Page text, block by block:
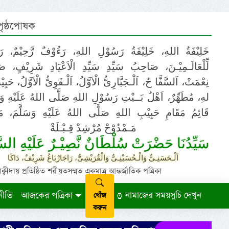
خَلِيْفَةُ اللهِ، خَلِيْفَةُ رَسُوْلِ اللهِ، رَءُوْفٌ رَّحِيْمٌ،
لِّلْعَالَـمِيْـنَ، صَاحِبُ سَيِّدِ سَيِّدِ الْاَعْيَادِ شَرِيْفٍ،
نِعْمَتْ، اَلسَّفَّا حُ، اَلْـجَبَّارِىُّ الْاَوَّلُ، اَلْـقَوِىُّ الْاَوَّلُ،
لهِ، مُطَهِّرٌ، اَهْلُ بَــيْتِ رَسُوْلِ اللهِ صَلَّى اللهُ عَلَيْهِ
قَائِمُ مَقَامِ حَبِيْبِ اللهِ صَلَّى اللهُ عَلَيْهِ وَسَلَّمَ،
مَـمْدُوْحْ مُرْشِدْ قِـبْـلَةْ
سَيِّدُنَا حَضْرَتْ سُلْطَانٌ نَّصِيْـرٌ عَلَيْهِ
اَلْـحَسَنِـىُّ وَالْـحُسَيْنِـىُّ وَالْقُرَيْشِىُّ، رَاجَارْبَاغُ شَرِيْفٌ، دَاكَا
প্রতিষ্ঠিত শরীয়তসম্মত একমাত্র আন্তর্জাতিক পত্রিকা
আজকের পত্রিকা
খোঁজ
করুন
নামাজের সময়সুচি দেখুন